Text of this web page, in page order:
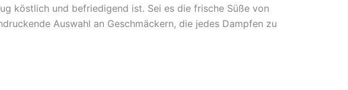
köstlich und befriedigend ist. Sei es die frische Süße von
Auswahl an Geschmäckern, die jedes Dampfen zu